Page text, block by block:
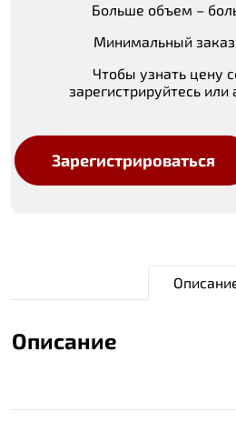
Больше объем –
Минимальный
Чтобы узнать цену
зарегистрируйтесь или
Зарегистрироваться
Описание